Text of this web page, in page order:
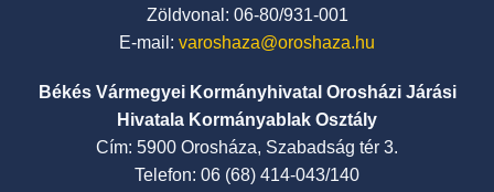
Zöldvonal: 06-80/931-001
E-mail: varoshaza@oroshaza.hu
Békés Vármegyei Kormányhivatal Orosházi Járási
Hivatala Kormányablak Osztály
Cím: 5900 Orosháza, Szabadság tér 3.
Telefon: 06 (68) 414-043/140